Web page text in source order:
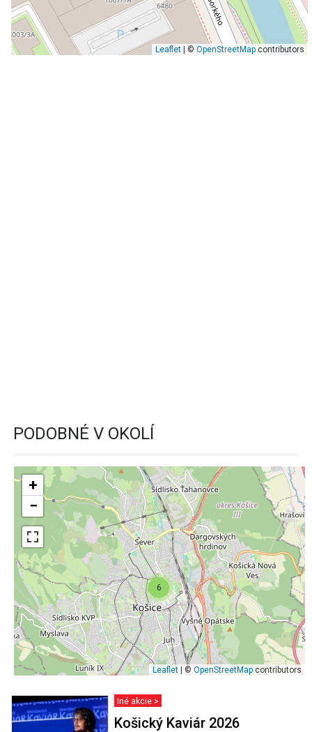
Leaflet| © OpenStreetMapcontributors
PODOBNÉ V OKOLÍ
6
+
−
Leaflet | © OpenStreetMap contributors
Iné akcie >
Košický Kaviár 2026